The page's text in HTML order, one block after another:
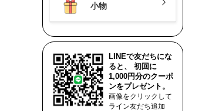
小物
LINEで友だちにな
ると、 初回に
1,000円分のクーポ
ンをプレゼント。
画像をクリックして
ライン友だち追加